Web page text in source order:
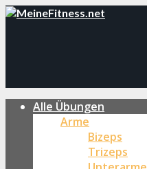
Alle Übungen
Arme
Bizeps
Trizeps